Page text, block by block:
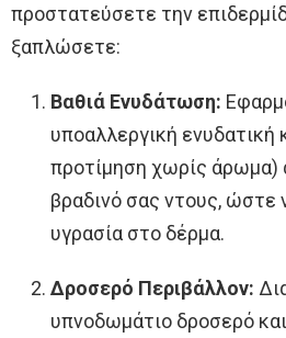
προστατεύσετε την
ξαπλώσετε:
Βαθιά Ενυδάτωση:
υποαλλεργική ενυδατική
προτίμηση χωρίς
βραδινό σας ντους, ώστε
υγρασία στο δέρμα.
Δροσερό Περιβάλλον:
υπνοδωμάτιο δροσερό